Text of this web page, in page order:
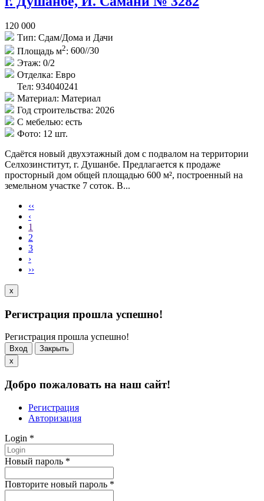
120 000
Тип: Сдам/Дома и Дачи
Площадь м2: 600//30
Этаж: 0/2
Отделка: Евро
Тел: 934040241
Материал: Материал
Год строительства: 2026
С мебелью: есть
Фото: 12 шт.
Сдаётся новый двухэтажный дом с подвалом на территории
Селхозинститут, г. Душанбе. Предлагается к продаже
просторный дом общей площадью 600 м², построенный на
земельном участке 7 соток. В...
‹‹
‹
1
2
3
›
››
x
Регистрация прошла успешно!
Регистрация прошла успешно!
Вход
Закрыть
x
Добро пожаловать на наш сайт!
Регистрация
Авторизация
Login *
Новый пароль *
Повторите новый пароль *